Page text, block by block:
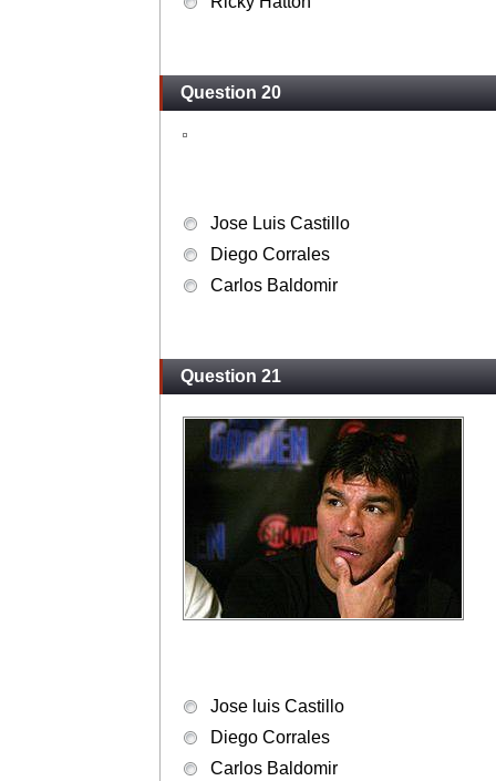
Question 20
Jose Luis Castillo
Diego Corrales
Carlos Baldomir
Question 21
Jose luis Castillo
Diego Corrales
Carlos Baldomir